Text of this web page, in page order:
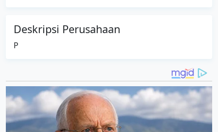
Deskripsi Perusahaan
P